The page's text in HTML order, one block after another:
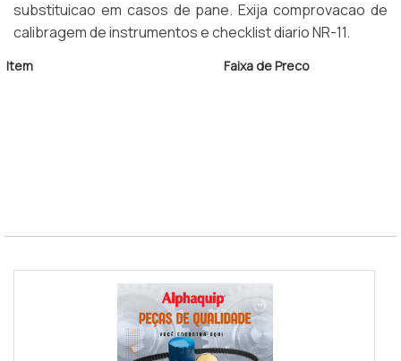
substituicao em casos de pane. Exija comprovacao de
calibragem de instrumentos e checklist diario NR-11.
Item Faixa de Preco